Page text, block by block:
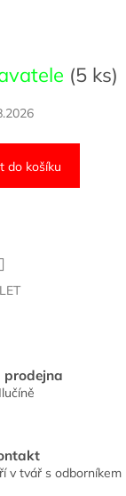
(5 ks)
do košíku
prodejna
v tvář s odborníkem